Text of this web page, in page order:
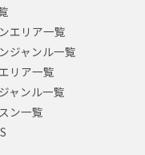
エリア一覧
ジャンル一覧
リア一覧
ャンル一覧
ン一覧